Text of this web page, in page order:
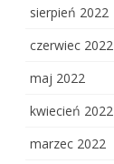
sierpień 2022
czerwiec 2022
maj 2022
kwiecień 2022
marzec 2022